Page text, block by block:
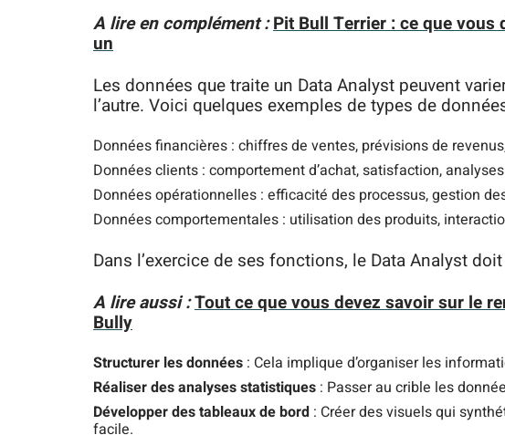
A lire en complément :Pit Bull Terrier : ce que
un
Les données que traite un Data Analyst peuvent
l’autre. Voici quelques exemples de types de
Données financières : chiffres de ventes, prévisions de
Données clients : comportement d’achat, satisfaction,
Données opérationnelles : efficacité des processus, gestion
Données comportementales : utilisation des produits,
Dans l’exercice de ses fonctions, le Data Analyst
A lire aussi :Tout ce que vous devez savoir sur le
Bully
Structurer les données : Cela implique d’organiser les
Réaliser des analyses statistiques : Passer au crible les
Développer des tableaux de bord : Créer des visuels qui
facile.